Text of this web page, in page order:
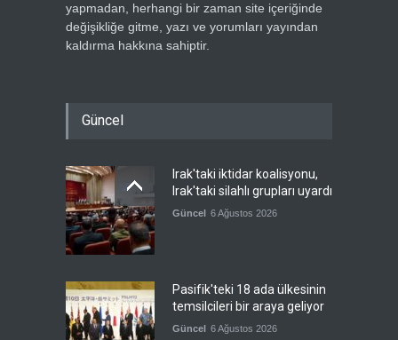
yapmadan, herhangi bir zaman site içeriğinde
değişikliğe gitme, yazı ve yorumları yayından
kaldırma hakkına sahiptir.
Güncel
Irak'taki iktidar koalisyonu,
Irak'taki silahlı grupları uyardı
Güncel 6 Ağustos 2026
Pasifik'teki 18 ada ülkesinin
temsilcileri bir araya geliyor
Güncel 6 Ağustos 2026